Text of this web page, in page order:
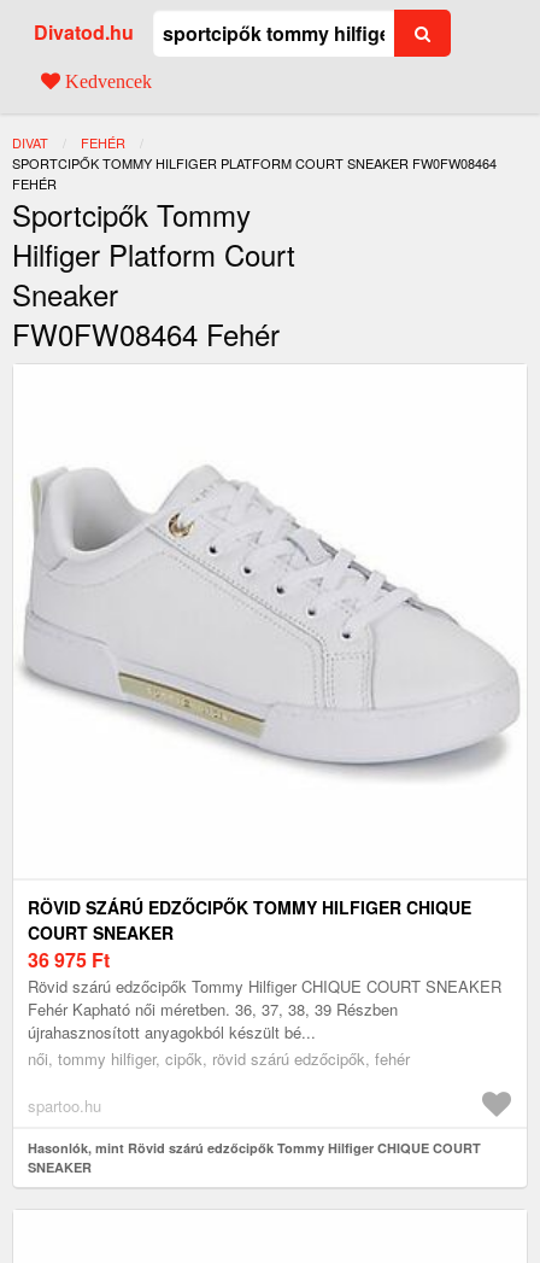
Divatod.hu
Kedvencek
DIVAT
FEHÉR
JELENLEGI:
SPORTCIPŐK TOMMY HILFIGER PLATFORM COURT SNEAKER FW0FW08464
FEHÉR
Sportcipők Tommy
Hilfiger Platform Court
Sneaker
FW0FW08464 Fehér
RÖVID SZÁRÚ EDZŐCIPŐK TOMMY HILFIGER CHIQUE
COURT SNEAKER
36 975 Ft
Rövid szárú edzőcipők Tommy Hilfiger CHIQUE COURT SNEAKER
Fehér Kapható női méretben. 36, 37, 38, 39 Részben
újrahasznosított anyagokból készült bé...
női, tommy hilfiger, cipők, rövid szárú edzőcipők, fehér
spartoo.hu
Hasonlók, mint Rövid szárú edzőcipők Tommy Hilfiger CHIQUE COURT
SNEAKER